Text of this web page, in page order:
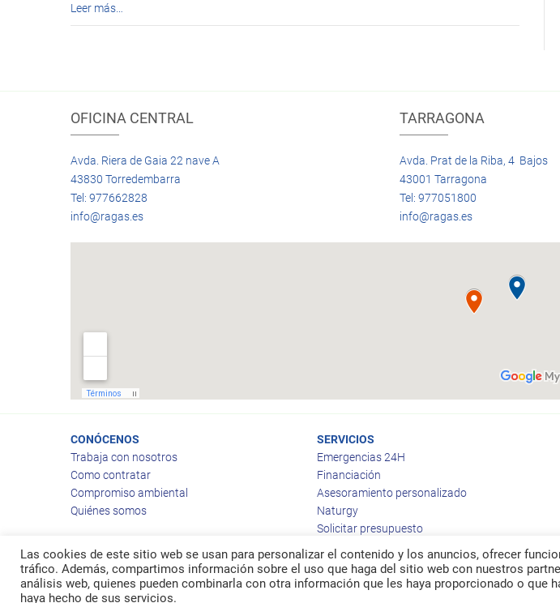
Leer más…
OFICINA CENTRAL
Avda. Riera de Gaia 22 nave A
43830 Torredembarra
Tel: 977662828
info@ragas.es
TARRAGONA
Avda. Prat de la Riba, 4 Bajos
43001 Tarragona
Tel: 977051800
info@ragas.es
CONÓCENOS
Trabaja con nosotros
Como contratar
Compromiso ambiental
Quiénes somos
SERVICIOS
Emergencias 24H
Financiación
Asesoramiento personalizado
Naturgy
Solicitar presupuesto
© 2026Ragas
Las cookies de este sitio web se usan para personalizar el contenido y los anuncios, ofrecer
tráfico. Además, compartimos información sobre el uso que haga del sitio web con nuestros
análisis web, quienes pueden combinarla con otra información que les haya proporcionado o que
haya hecho de sus servicios.